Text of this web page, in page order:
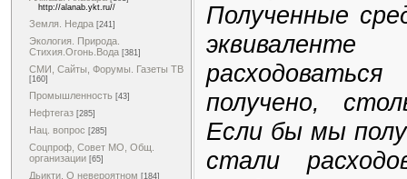
http://alanab.ykt.ru//
Земля. Недра [241]
Экология. Природа.
Стихия.Огонь.Вода [381]
СМИ, Сайты, Форумы. Газеты ТВ
[160]
Промышленность [43]
Нефтегаз [285]
Нац. вопрос [285]
Соцпроф, Совет МО, Общ.
организации [65]
Дьикти. О невероятном [184]
Полученные
получено,
Если бы мы
стали